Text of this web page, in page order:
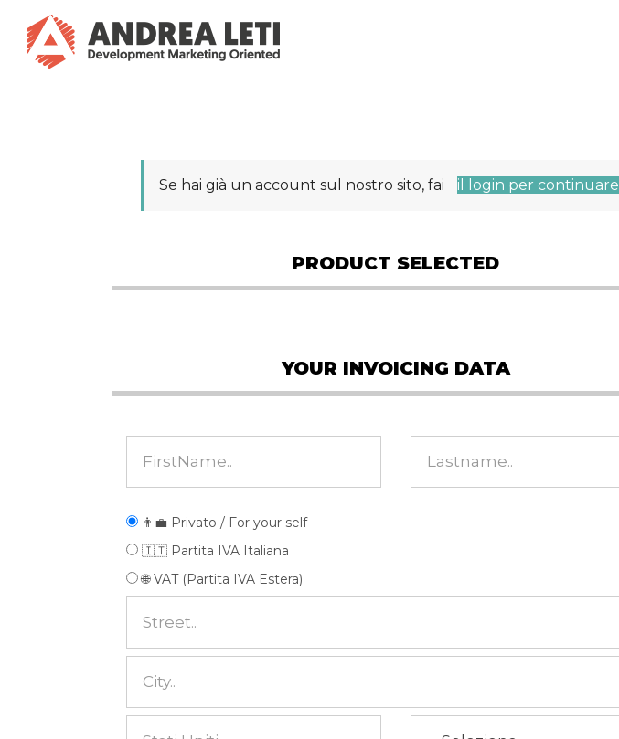
Se hai già un account sul nostro sito, fai il login per continuare
PRODUCT SELECTED
YOUR INVOICING DATA
👨‍💼 Privato / For your self
🇮🇹 Partita IVA Italiana
🌐 VAT (Partita IVA Estera)